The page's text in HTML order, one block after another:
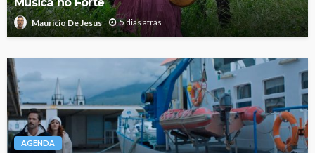
Mauricio De Jesus 5 dias atrás
AGENDA